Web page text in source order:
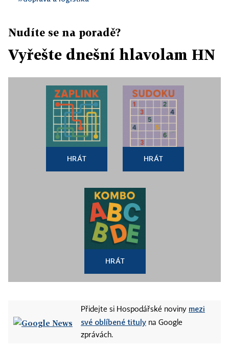
Nudíte se na poradě?
Vyřešte dnešní hlavolam HN
HRÁT HRÁT
HRÁT
Přidejte si Hospodářské noviny mezi
své oblíbené tituly na Google
zprávách.